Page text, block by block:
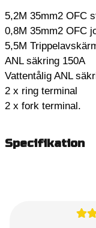
5,2M 35mm2 OFC
0,8M 35mm2 OFC
5,5M
ANL säkring 150A
Vattentålig ANL
2 x ring terminal
2 x fork terminal.
Specifikation